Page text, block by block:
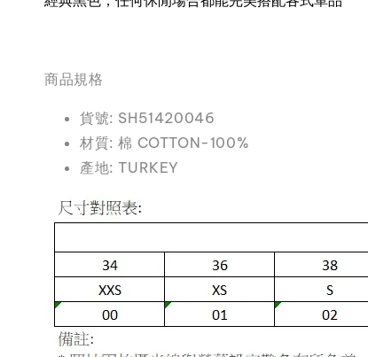
商品規格
貨號: SH51420046
材質: 棉 COTTON-100%
產地: TURKEY